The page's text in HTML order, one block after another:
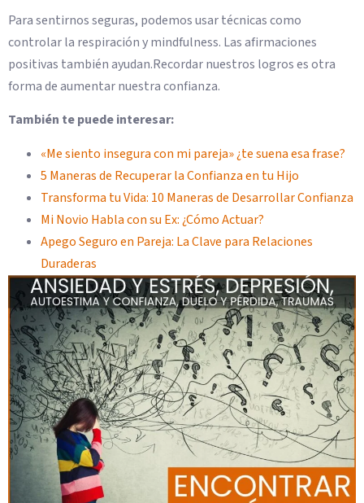
Para sentirnos seguras, podemos usar técnicas como
controlar la respiración y mindfulness. Las afirmaciones
positivas también ayudan.Recordar nuestros logros es otra
forma de aumentar nuestra confianza.
También te puede interesar:
«Me siento insegura con mi pareja» ¿te suena esa frase?
5 Maneras de Recuperar la Confianza en tu Hijo
Transforma tu Vida: 10 Maneras de Desarrollar Confianza
Mi Novio Habla con su Ex: ¿Cómo Actuar?
Apego Seguro en Pareja: La Clave para Relaciones
Duraderas